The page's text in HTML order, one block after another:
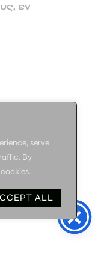
serve
By
ALL
εν